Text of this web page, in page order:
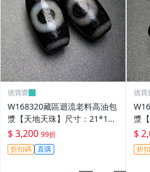
德寶齋
W168320藏區迴流老料高油包
漿【天地天珠】尺寸：21*11
毫米 重量8.3克天圓地方， 天
珠 瑪瑙 文玩【德寶齋】999
$ 3,200 99折
折扣碼 直購
德寶
漿
毫
珠
$
折